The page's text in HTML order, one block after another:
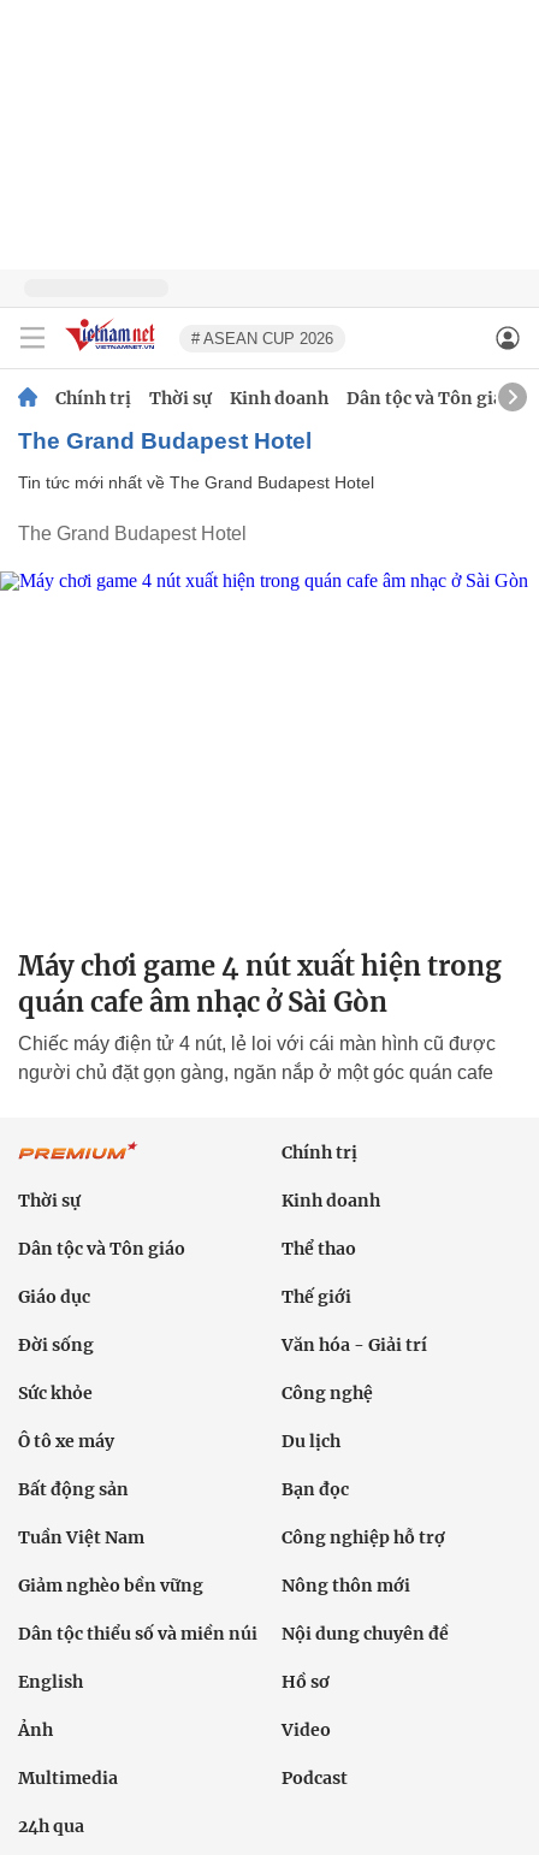
# ASEAN CUP 2026
Chính trị Thời sự Kinh doanh Dân tộc và Tôn giáo
The Grand Budapest Hotel
Tin tức mới nhất về The Grand Budapest Hotel
The Grand Budapest Hotel
Máy chơi game 4 nút xuất hiện trong
quán cafe âm nhạc ở Sài Gòn
Chiếc máy điện tử 4 nút, lẻ loi với cái màn hình cũ được
người chủ đặt gọn gàng, ngăn nắp ở một góc quán cafe
Chính trị
Thời sự Kinh doanh
Dân tộc và Tôn giáo Thể thao
Giáo dục Thế giới
Đời sống Văn hóa - Giải trí
Sức khỏe Công nghệ
Ô tô xe máy Du lịch
Bất động sản Bạn đọc
Tuần Việt Nam Công nghiệp hỗ trợ
Giảm nghèo bền vững Nông thôn mới
Dân tộc thiểu số và miền núi Nội dung chuyên đề
English Hồ sơ
Ảnh Video
Multimedia Podcast
24h qua